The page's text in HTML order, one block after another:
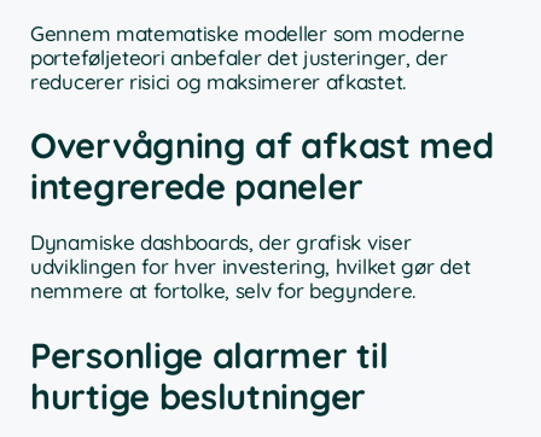
Gennem matematiske modeller som moderne
porteføljeteori anbefaler det justeringer, der
reducerer risici og maksimerer afkastet.
Overvågning af afkast med
integrerede paneler
Dynamiske dashboards, der grafisk viser
udviklingen for hver investering, hvilket gør det
nemmere at fortolke, selv for begyndere.
Personlige alarmer til
hurtige beslutninger